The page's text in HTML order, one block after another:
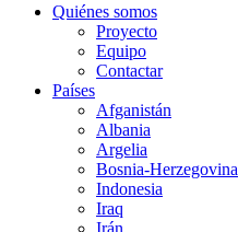
Quiénes somos
Proyecto
Equipo
Contactar
Países
Afganistán
Albania
Argelia
Bosnia-Herzegovina
Indonesia
Iraq
Irán